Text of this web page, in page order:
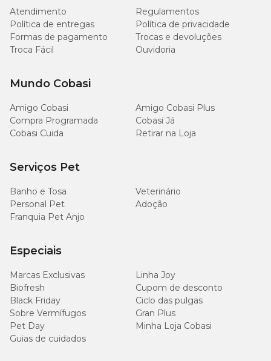
De 21 a 30kg
comprimidos
Para os cães adultos, é indicado utilizar o produto a cada três
meses para melhor proteção. No caso de fêmeas prenhes, a
orientações específicas para o seu bichinho.
Chemital: anti-helmíntico de amplo espectro
Além do Chemital Cães, a família de anti-helmínticos possui
Existe o Chemital Puppy, desenvolvido para filhotes ou cães
fêmeas prenhes, e o Chemital Gatos, para felinos de todas as
idades.
A fabricante dos medicamentos da linha Chemital é a Chemitec.
Presente no mercado brasileiro há mais de 20 anos, a indústria
farmacêutica para o segmento veterinário oferece medicamentos
e insumos para animais de grande porte, além de linha de
Atendimento
Regulamentos
Política de entregas
Política de privacidade
Formas de pagamento
Trocas e devoluções
Troca Fácil
Ouvidoria
Mundo Cobasi
Amigo Cobasi
Amigo Cobasi Plus
Compra Programada
Cobasi Já
Cobasi Cuida
Retirar na Loja
Serviços Pet
Banho e Tosa
Veterinário
Personal Pet
Adoção
Franquia Pet Anjo
Especiais
Marcas Exclusivas
Linha Joy
Biofresh
Cupom de desconto
Black Friday
Ciclo das pulgas
Sobre Vermífugos
Gran Plus
Pet Day
Minha Loja Cobasi
Guias de cuidados